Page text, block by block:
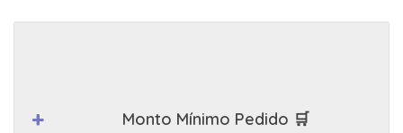
Monto Mínimo Pedido 🛒